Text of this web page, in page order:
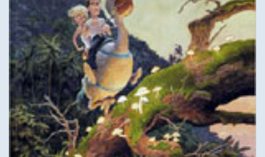
IMAGINALES 2026
SENSE OF WONDER